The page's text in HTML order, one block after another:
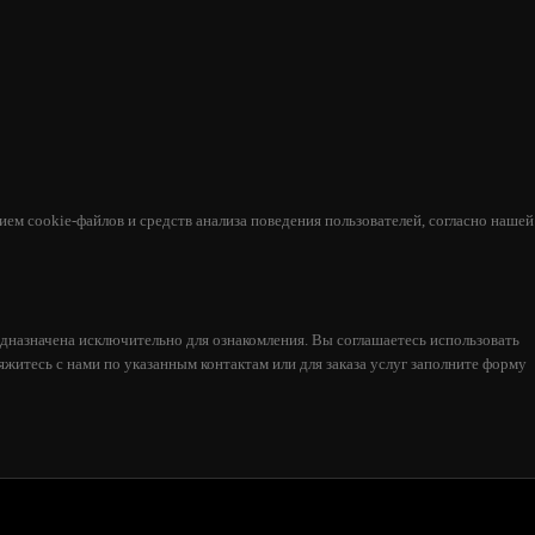
cookie-файлов и средств анализа поведения пользователей, согласно нашей
исключительно для ознакомления. Вы соглашаетесь использовать
с нами по указанным контактам или для заказа услуг заполните форму